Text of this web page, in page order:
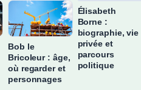
Bob le
Bricoleur : âge,
où regarder et
personnages
Élisabeth
Borne :
biographie, vie
privée et
parcours
politique